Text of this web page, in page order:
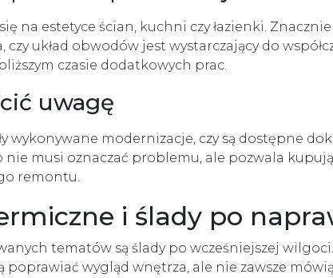
na estetyce ścian, kuchni czy łazienki.
czy układ obwodów jest wystarczający do
czasie dodatkowych prac.
uwagę
wykonywane modernizacje, czy są dostępne
nie musi oznaczać problemu, ale pozwala
remontu.
i ślady po
tematów są ślady po wcześniejszej
wygląd wnętrza, ale nie zawsze